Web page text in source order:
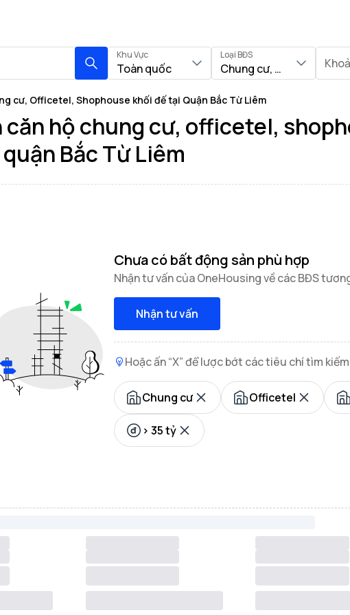
Khu Vực
Toàn quốc
Loại BĐS
Chung cư, Officetel,
cư, Officetel, Shophouse khối đế tại Quận Bắc Từ Liêm
căn hộ chung cư, officetel,
Bắc Từ Liêm
Chưa có bất động sản phù hợp
Nhận tư vấn của OneHousing về các BĐS
Nhận tư vấn
Hoặc ấn “X” để lược bớt các tiêu chí tìm kiếm
Chung cư Officetel
> 35 tỷ